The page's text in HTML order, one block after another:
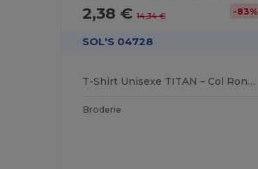
2,38 €14,34 € -83%
SOL'S 04728
T-Shirt Unisexe TITAN – Col Rond Confortable
Broderie